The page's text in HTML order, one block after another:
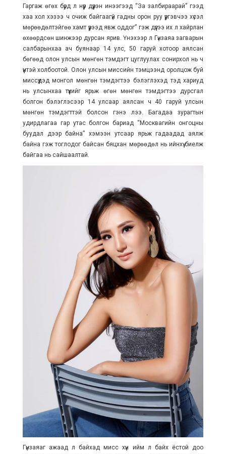
Гаргаж өгөх бүрд л нүүр дүүрэн инээгээд “За залбираарай” гээд
хаа хол хэзээ ч очиж байгаагүй гадны орон руу үүргэвчээ хүсэл
мөрөөдөлтэйгөө хамт үүрээд явж оддог” гэж дүүгээ их л хайрлан
өхөөрдсөн шинжээр дурсан ярив. Үнэхээр л Гүнзаяа загварын
салбарынхаа ач буянаар 14 улс, 50 гаруй хотоор аялсан
бөгөөд олон улсын мөнгөн тэмдэгт цуглуулах сонирхол нь ч
үүнтэй холбоотой. Олон улсын миссийн тэмцээнд оролцож буй
миссүүдэд монгол мөнгөн тэмдэгтээ бэлэглэхэд тэд хариуд
нь улсынхаа түүхийг ярьж өгөн мөнгөн тэмдэгтээ дурсгал
болгон бэлэглэсээр 14 улсаар аялсан ч 40 гаруй улсын
мөнгөн тэмдэгттэй болсон гэнэ лээ. Багадаа зурагтын
удирдлагаа гар утас болгон бариад “Москвагийн онгоцны
буудал дээр байна” хэмээн утсаар ярьж гадаадад аялж
байна гэж тоглодог байсан бяцхан мөрөөдөл нь ийнхүү биелж
байгаа нь сайшаалтай.
Гүнзаяаг ажаад л байхад мисс хүн ийм л байх ёстой доо